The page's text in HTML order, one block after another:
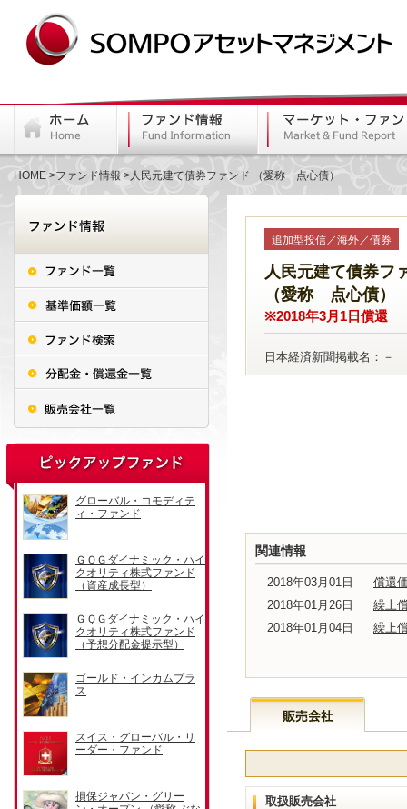
HOME ファンド情報 人民元建て債券ファンド （愛称 点心債）
追加型投信／海外／債券
人民元建て債券フ
（愛称 点心債）
※2018年3月1日償還
日本経済新聞掲載名：－
関連情報
2018年03月01日
償還
2018年01月26日
繰上
2018年01月04日
繰上
取扱販売会社